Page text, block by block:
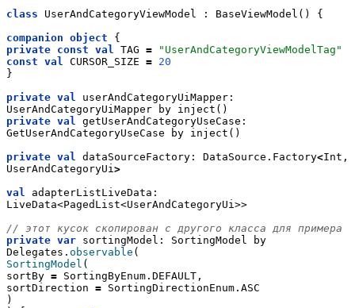
class UserAndCategoryViewModel : BaseViewModel() {
companion object {
private const val TAG =
"UserAndCategoryViewModelTag"
const val CURSOR_SIZE = 20
}
private val
userAndCategoryUiMapper:
UserAndCategoryUiMapper by inject()
private val
getUserAndCategoryUseCase:
GetUserAndCategoryUseCase by inject()
private val dataSourceFactory: DataSource.Factory<Int,
UserAndCategoryUi >
val
adapterListLiveData:
LiveData<PagedList<UserAndCategoryUi>>
// этот кусок скопирован с другого класса для примера
private var sortingModel: SortingModel by
Delegates. observable (
SortingModel (
sortBy = SortingByEnum.DEFAULT,
sortDirection = SortingDirectionEnum.ASC
)